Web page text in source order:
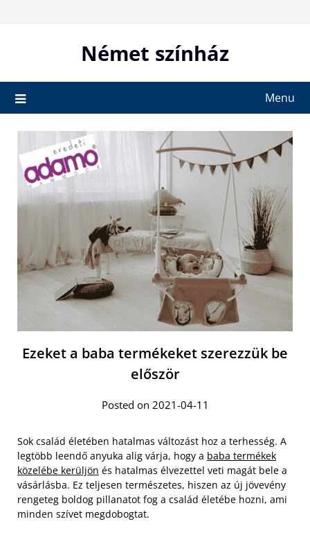
Német színház
Menu
Ezeket a baba termékeket szerezzük be
először
Posted on 2021-04-11
Sok család életében hatalmas változást hoz a terhesség. A
legtöbb leendő anyuka alig várja, hogy a baba termékek
közelébe kerüljön és hatalmas élvezettel veti magát bele a
vásárlásba. Ez teljesen természetes, hiszen az új jövevény
rengeteg boldog pillanatot fog a család életébe hozni, ami
minden szívet megdobogtat.